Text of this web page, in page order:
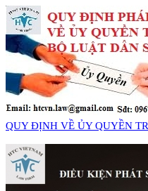
QUY ĐỊNH VỀ ỦY QUYỀN